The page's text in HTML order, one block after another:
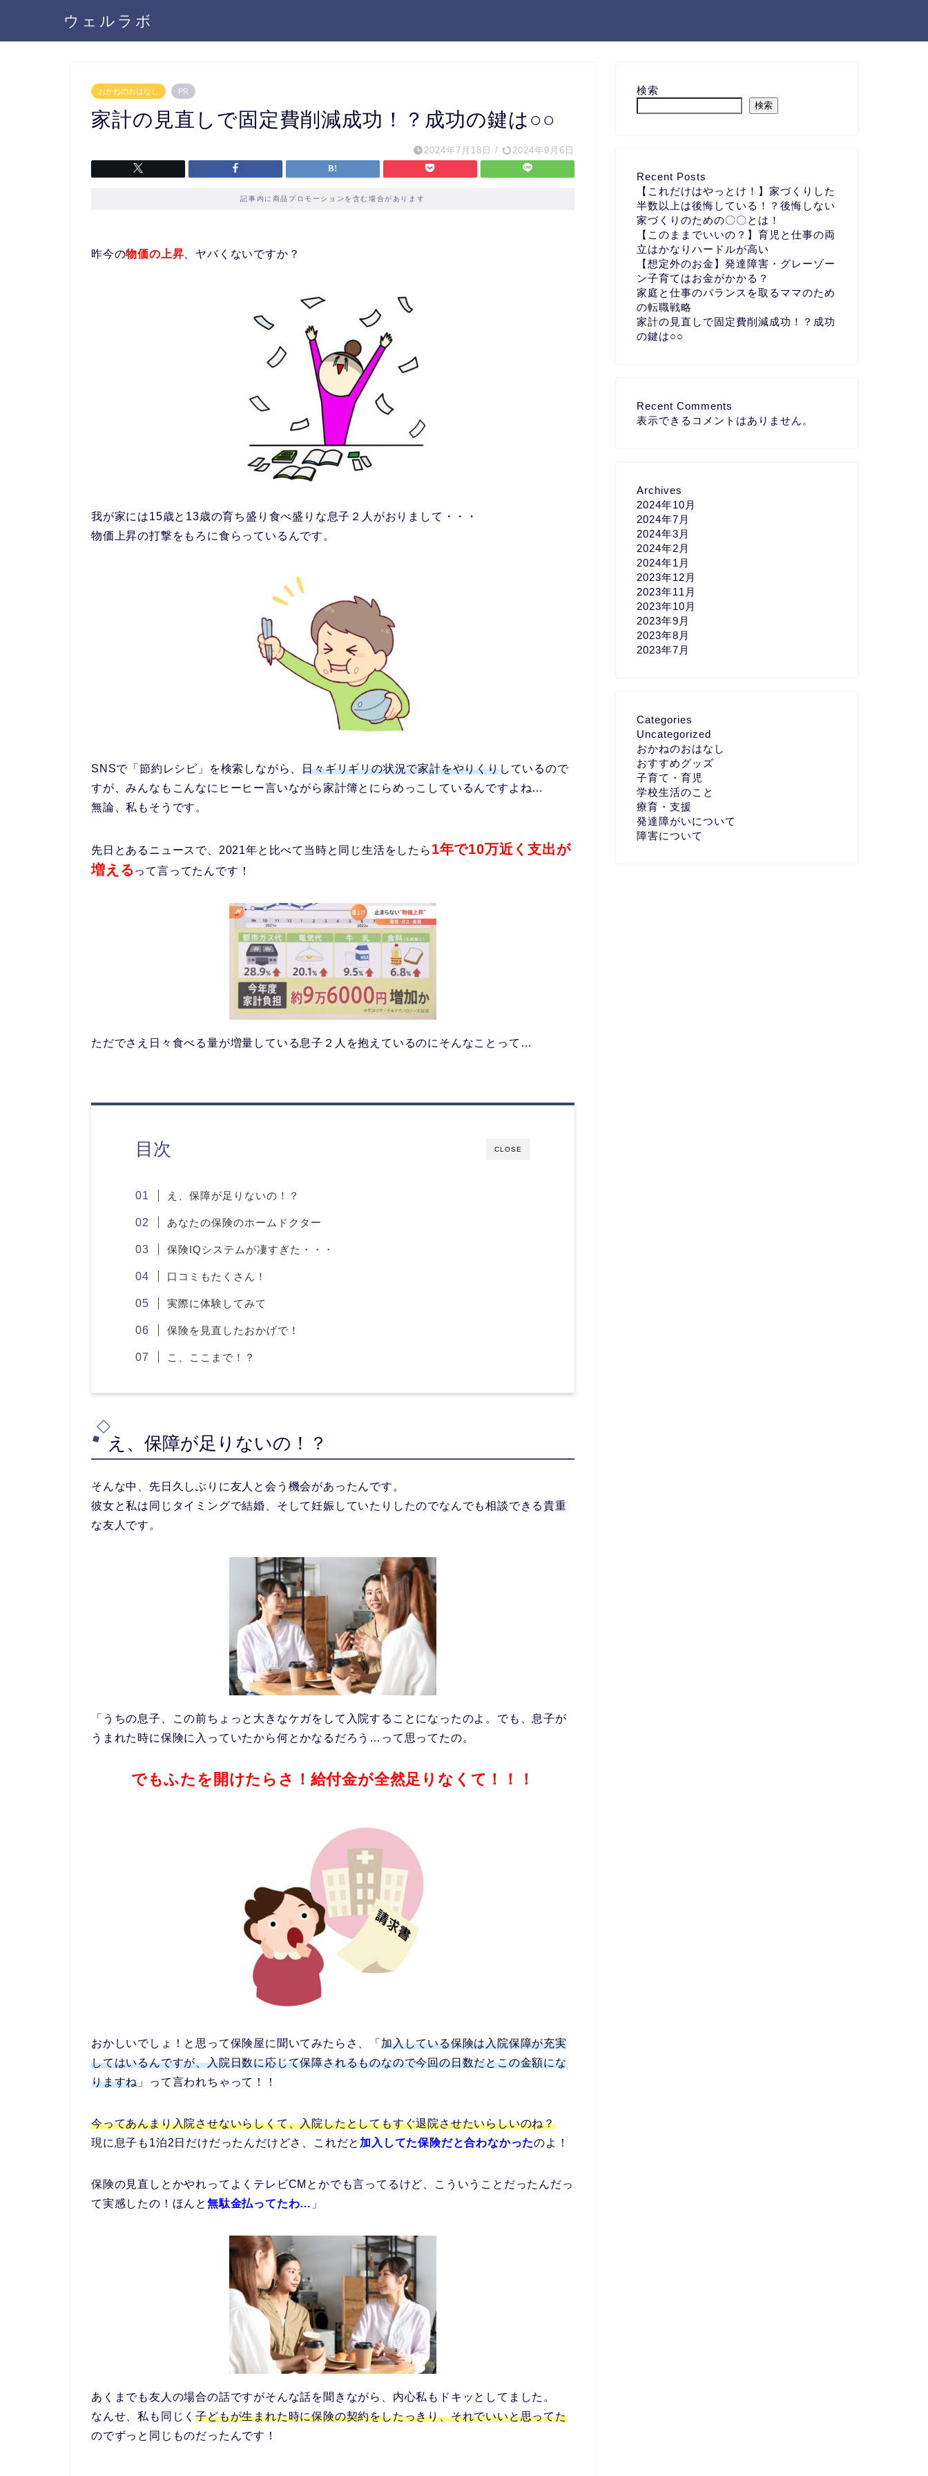
ウェルラボ
おかねのおはなし PR
家計の見直しで固定費削減成功！？成功の鍵は○○
2024年7月18日 / 2024年9月6日
記事内に商品プロモーションを含む場合があります
昨今の物価の上昇 、ヤバくないですか？
我が家には15歳と13歳の育ち盛り食べ盛りな息子２人がおりまして・・・
物価上昇の打撃をもろに食らっているんです。
SNSで「節約レシピ」を検索しながら、日々ギリギリの状況で家計をやりくりしているので
すが、みんなもこんなにヒーヒー言いながら家計簿とにらめっこしているんですよね…
無論、私もそうです。
先日とあるニュースで、2021年と比べて当時と同じ生活をしたら 1年で10万近く支出が
増えるって言ってたんです！
ただでさえ日々食べる量が増量している息子２人を抱えているのにそんなことって…
CLOSE
目次
え、保障が足りないの！？
あなたの保険のホームドクター
保険IQシステムが凄すぎた・・・
口コミもたくさん！
実際に体験してみて
保険を見直したおかげで！
こ、ここまで！？
え、保障が足りないの！？
そんな中、先日久しぶりに友人と会う機会があったんです。
彼女と私は同じタイミングで結婚、そして妊娠していたりしたのでなんでも相談できる貴重
な友人です。
「うちの息子、この前ちょっと大きなケガをして入院することになったのよ。でも、息子が
うまれた時に保険に入っていたから何とかなるだろう…って思ってたの。
でもふたを開けたらさ！給付金が全然足りなくて！！！
おかしいでしょ！と思って保険屋に聞いてみたらさ、「 加入している保険は入院保障が充実
してはいるんですが、入院日数に応じて保障されるものなので今回の日数だとこの金額にな
りますね 」って言われちゃって！！
今ってあんまり入院させないらしくて、入院したとしてもすぐ退院させたいらしいのね？
現に息子も1泊2日だけだったんだけどさ、これだと 加入してた保険だと合わなかったのよ！
保険の見直しとかやれってよくテレビCMとかでも言ってるけど、こういうことだったんだっ
て実感したの！ほんと 無駄金払ってたわ… 」
あくまでも友人の場合の話ですがそんな話を聞きながら、内心私もドキッとしてました。
なんせ、私も同じく子どもが生まれた時に保険の契約をしたっきり、それでいいと思ってた
のでずっと同じものだったんです！
検索
検索
Recent Posts
【これだけはやっとけ！】家づくりした
半数以上は後悔している！？後悔しない
家づくりのための〇〇とは！
【このままでいいの？】育児と仕事の両
立はかなりハードルが高い
【想定外のお金】発達障害・グレーゾー
ン子育てはお金がかかる？
家庭と仕事のバランスを取るママのため
の転職戦略
家計の見直しで固定費削減成功！？成功
の鍵は○○
Recent Comments
表示できるコメントはありません。
Archives
2024年10月
2024年7月
2024年3月
2024年2月
2024年1月
2023年12月
2023年11月
2023年10月
2023年9月
2023年8月
2023年7月
Categories
Uncategorized
おかねのおはなし
おすすめグッズ
子育て・育児
学校生活のこと
療育・支援
発達障がいについて
障害について